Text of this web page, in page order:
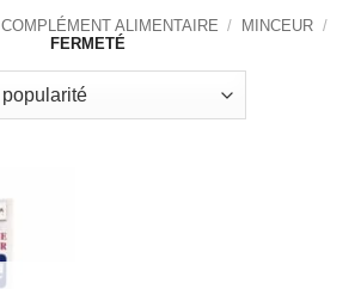
COMPLÉMENT ALIMENTAIRE / MINCEUR /
FERMETÉ